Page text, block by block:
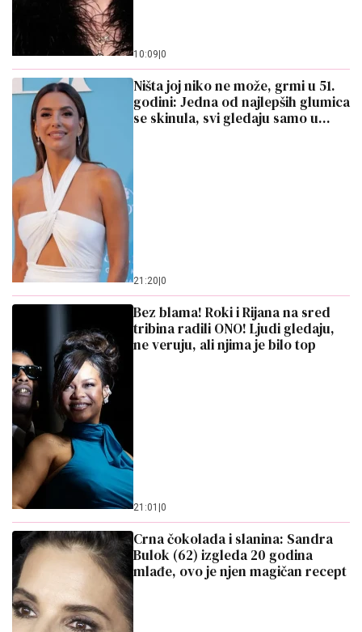
10:09 0
Ništa joj niko ne može, grmi u 51.
godini: Jedna od najlepših glumica
se skinula, svi gledaju samo u...
21:20 0
Bez blama! Roki i Rijana na sred
tribina radili ONO! Ljudi gledaju,
ne veruju, ali njima je bilo top
21:01 0
Crna čokolada i slanina: Sandra
Bulok (62) izgleda 20 godina
mlađe, ovo je njen magičan recept